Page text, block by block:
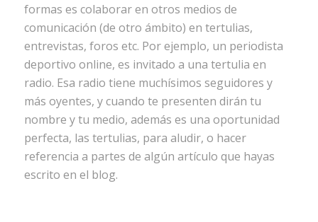
formas es colaborar en otros medios de
comunicación (de otro ámbito) en tertulias,
entrevistas, foros etc. Por ejemplo, un periodista
deportivo online, es invitado a una tertulia en
radio. Esa radio tiene muchísimos seguidores y
más oyentes, y cuando te presenten dirán tu
nombre y tu medio, además es una oportunidad
perfecta, las tertulias, para aludir, o hacer
referencia a partes de algún artículo que hayas
escrito en el blog.